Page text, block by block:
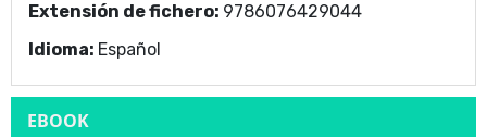
Extensión de fichero: 9786076429044
Idioma: Español
EBOOK